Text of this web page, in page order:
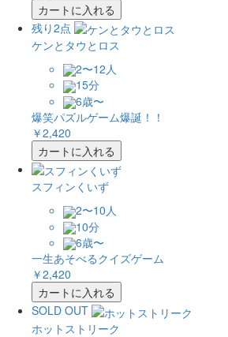
カートに入れる
残り2点
ケンとタウとロス
2〜12人
15分
6歳〜
爆笑パズルゲーム爆誕！！
￥2,420
カートに入れる
スフィンくいず
2〜10人
10分
6歳〜
一生あそべるクイズゲーム
￥2,420
カートに入れる
SOLD OUT
ホットストリーク